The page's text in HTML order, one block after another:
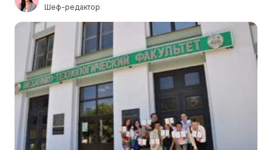
Шеф-редактор